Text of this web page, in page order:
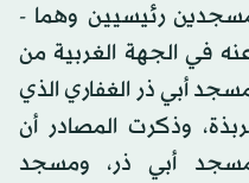
رئيسيين وهما -
في الجهة الغربية من
أبي ذر الغفاري الذي
وذكرت المصادر أن
أبي ذر، ومسجد